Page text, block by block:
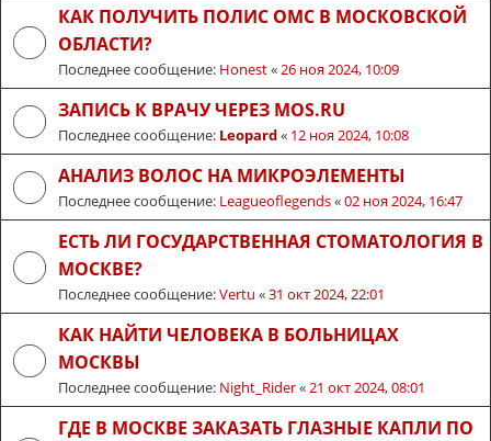
КАК ПОЛУЧИТЬ ПОЛИС ОМС В МОСКОВСКОЙ
ОБЛАСТИ?
Последнее сообщение: Honest« 26 ноя 2024, 10:09
ЗАПИСЬ К ВРАЧУ ЧЕРЕЗ MOS.RU
Последнее сообщение: Leopard« 12 ноя 2024, 10:08
АНАЛИЗ ВОЛОС НА МИКРОЭЛЕМЕНТЫ
Последнее сообщение: Leagueoflegends«02 ноя 2024, 16:47
ЕСТЬ ЛИ ГОСУДАРСТВЕННАЯ СТОМАТОЛОГИЯ В
МОСКВЕ?
Последнее сообщение:Vertu «31 окт 2024, 22:01
КАК НАЙТИ ЧЕЛОВЕКА В БОЛЬНИЦАХ
МОСКВЫ
Последнее сообщение: Night_Rider« 21 окт 2024, 08:01
ГДЕ В МОСКВЕ ЗАКАЗАТЬ ГЛАЗНЫЕ КАПЛИ ПО